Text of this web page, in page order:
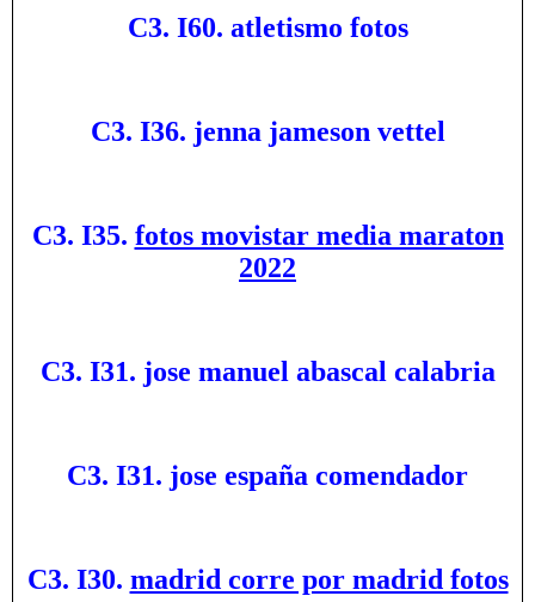
C3. I60. atletismo fotos
C3. I36. jenna jameson vettel
C3. I35. fotos movistar media maraton
2022
C3. I31. jose manuel abascal calabria
C3. I31. jose españa comendador
C3. I30. madrid corre por madrid fotos